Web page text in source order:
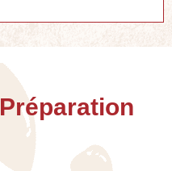
Préparation